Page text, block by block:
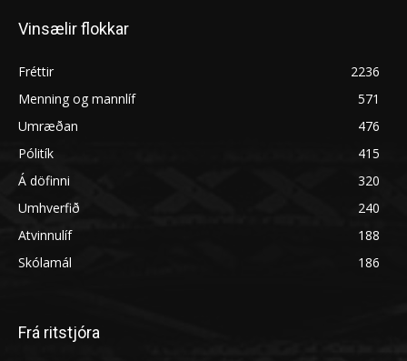
Vinsælir flokkar
Fréttir
2236
Menning og mannlíf
571
Umræðan
476
Pólitík
415
Á döfinni
320
Umhverfið
240
Atvinnulíf
188
Skólamál
186
Frá ritstjóra